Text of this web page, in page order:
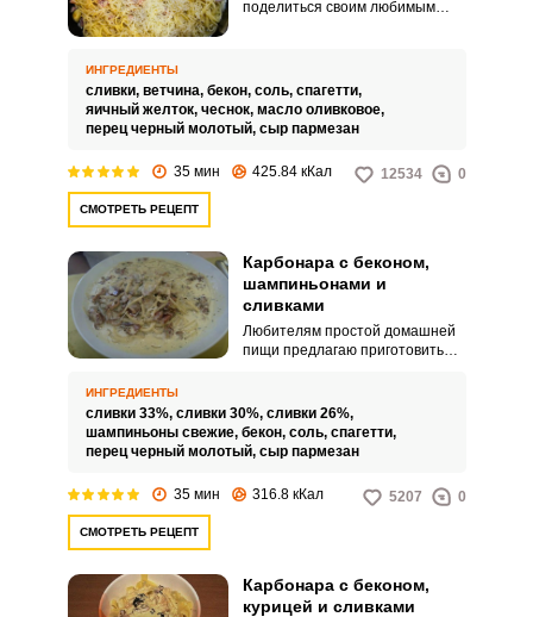
поделиться своим любимым
праздники. Аппетитное блюдо
получается необычайно
вкусным и мгновенно исчезает
со стола.
ИНГРЕДИЕНТЫ
сливки, ветчина, бекон, соль, спагетти,
яичный желток, чеснок, масло оливковое,
перец черный молотый, сыр пармезан
35 мин 425.84 кКал 12534 0
СМОТРЕТЬ РЕЦЕПТ
Карбонара с беконом,
шампиньонами и
сливками
Любителям простой домашней
пищи предлагаю приготовить
шампиньонами и сливками. Для
приготовления блюда
потребуется минимальное
ингредиентов.
ИНГРЕДИЕНТЫ
сливки 33%, сливки 30%, сливки 26%,
шампиньоны свежие, бекон, соль, спагетти,
перец черный молотый, сыр пармезан
35 мин 316.8 кКал 5207 0
СМОТРЕТЬ РЕЦЕПТ
Карбонара с беконом,
курицей и сливками